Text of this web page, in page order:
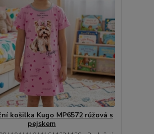
košilka Kugo MP6572 růžová s
pejskem